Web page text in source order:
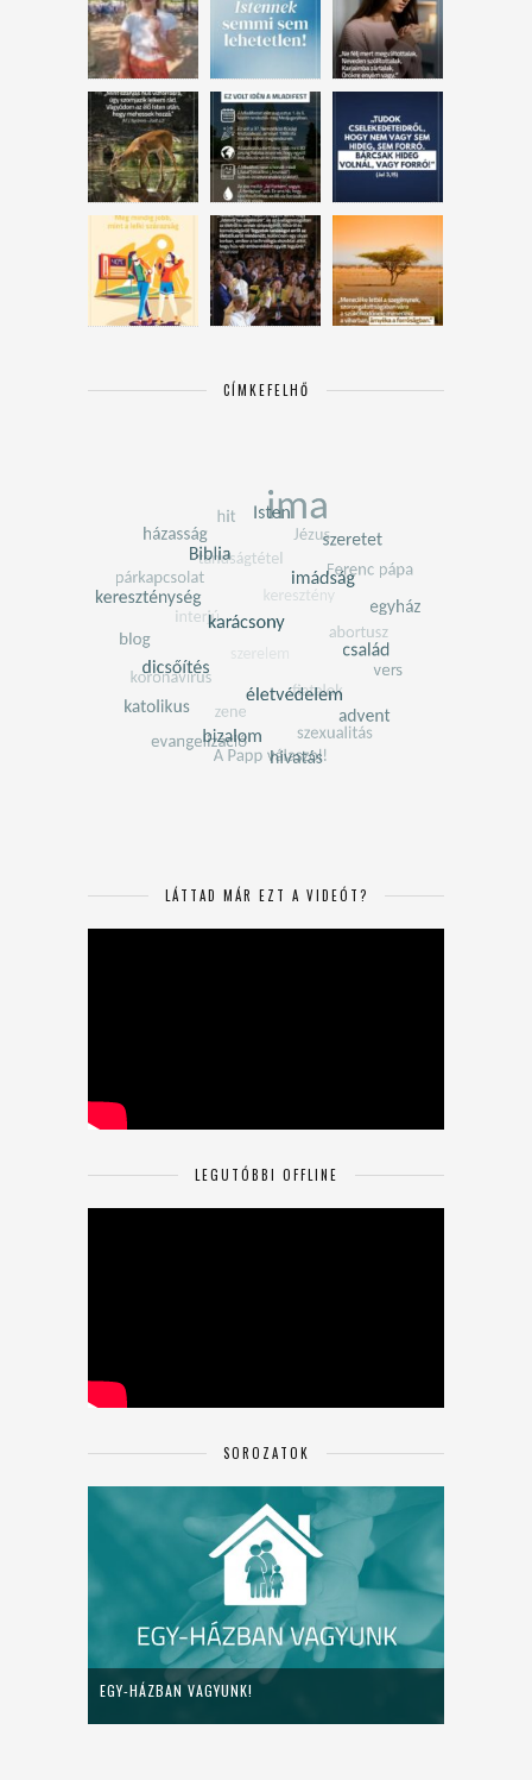
CÍMKEFELHŐ
LÁTTAD MÁR EZT A VIDEÓT?
LEGUTÓBBI OFFLINE
SOROZATOK
EGY-HÁZBAN VAGYUNK!